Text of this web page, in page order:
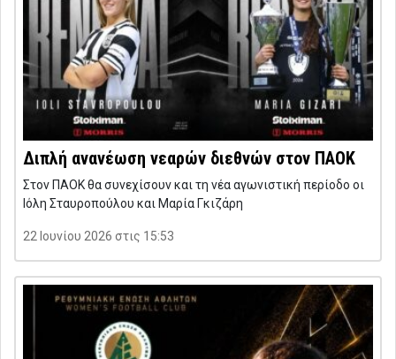
Διπλή ανανέωση νεαρών διεθνών στον ΠΑΟΚ
Στον ΠΑΟΚ θα συνεχίσουν και τη νέα αγωνιστική περίοδο οι
Ιόλη Σταυροπούλου και Μαρία Γκιζάρη
22 Ιουνίου 2026 στις 15:53